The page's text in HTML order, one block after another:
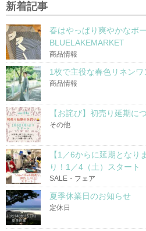
新着記事
春はやっぱり爽やかなボ
BLUELAKEMARKET
商品情報
1枚で主役な春色リネン
商品情報
【お詫び】初売り延期に
その他
【1／6からに延期とな
り！1／4（土）スタート
SALE・フェア
夏季休業日のお知らせ
定休日